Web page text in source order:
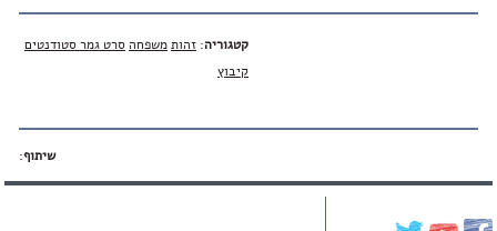
קטגוריה: זהותמשפחה סרט גמר סטודנטים
קיבוץ
שיתוף: